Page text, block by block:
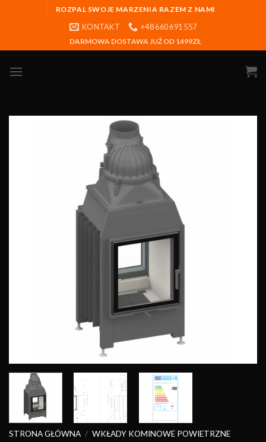
ROZPAL SWOJE MARZENIA RAZEM Z NAMI
KONTAKT +48 660 691 557
DARMOWA DOSTAWA JUŻ OD 1499ZŁ
STRONA GŁÓWNA / WKŁADY KOMINOWE POWIETRZNE